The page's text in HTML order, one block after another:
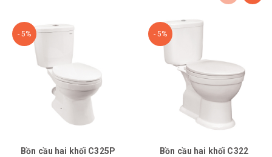
- 5%
Bồn cầu hai khối C325P
- 5%
Bồn cầu hai khối C322